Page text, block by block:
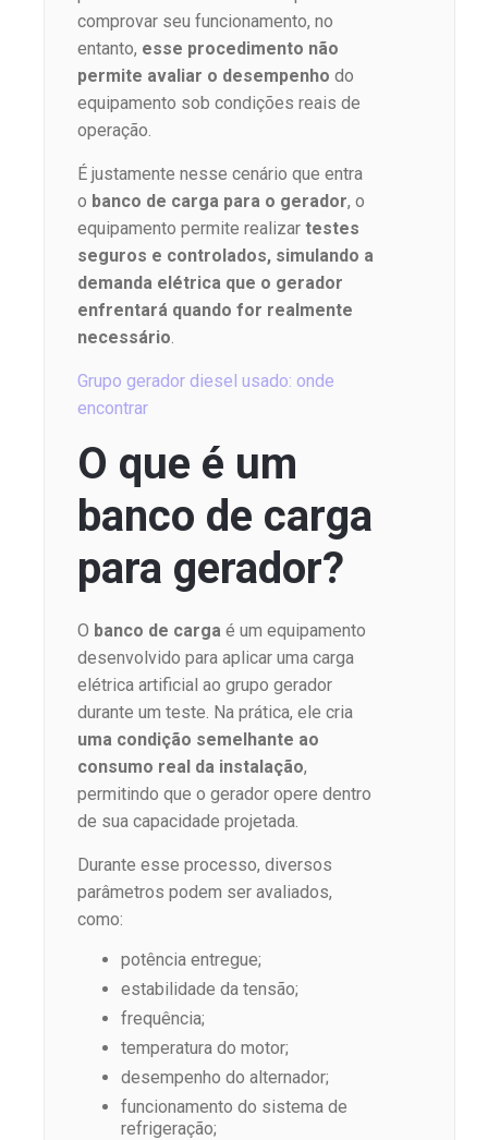
comprovar seu funcionamento, no
entanto, esse procedimento não
permite avaliar o desempenho do
equipamento sob condições reais de
operação.
É justamente nesse cenário que entra
o banco de carga para o gerador, o
equipamento permite realizar testes
seguros e controlados, simulando a
demanda elétrica que o gerador
enfrentará quando for realmente
necessário
Grupo gerador diesel usado: onde
encontrar
O que é um
banco de carga
para gerador?
O banco de carga é um equipamento
desenvolvido para aplicar uma carga
elétrica artificial ao grupo gerador
durante um teste. Na prática, ele cria
uma condição semelhante ao
consumo real da instalação,
permitindo que o gerador opere dentro
de sua capacidade projetada.
Durante esse processo, diversos
parâmetros podem ser avaliados,
como:
potência entregue;
estabilidade da tensão;
frequência;
temperatura do motor;
desempenho do alternador;
funcionamento do sistema de
refrigeração;